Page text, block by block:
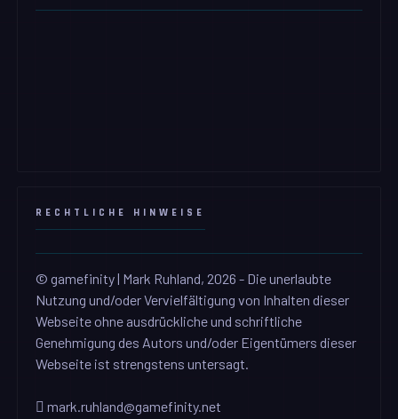
RECHTLICHE HINWEISE
© gamefinity | Mark Ruhland, 2026 - Die unerlaubte
Nutzung und/oder Vervielfältigung von Inhalten dieser
Webseite ohne ausdrückliche und schriftliche
Genehmigung des Autors und/oder Eigentümers dieser
Webseite ist strengstens untersagt.
mark.ruhland@gamefinity.net